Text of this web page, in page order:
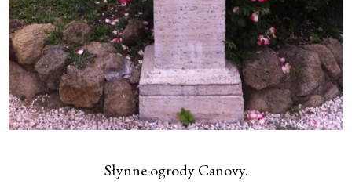
Słynne ogrody Canovy.